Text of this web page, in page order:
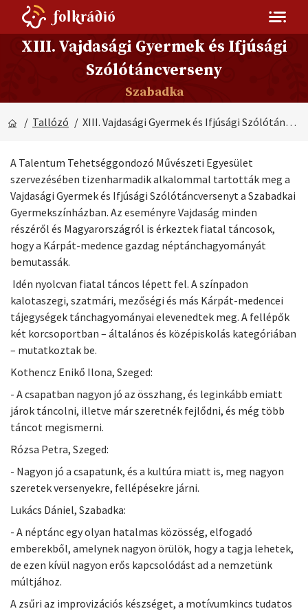
XIII. Vajdasági Gyermek és Ifjúsági
Szólótáncverseny
Szabadka
/ Tallózó / XIII. Vajdasági Gyermek és Ifjúsági Szólótáncverseny
A Talentum Tehetséggondozó Művészeti Egyesület
szervezésében tizenharmadik alkalommal tartották meg a
Vajdasági Gyermek és Ifjúsági Szólótáncversenyt a Szabadkai
Gyermekszínházban. Az eseményre Vajdaság minden
részéről és Magyarországról is érkeztek fiatal táncosok,
hogy a Kárpát-medence gazdag néptánchagyományát
bemutassák.
Idén nyolcvan fiatal táncos lépett fel. A színpadon
kalotaszegi, szatmári, mezőségi és más Kárpát-medencei
tájegységek tánchagyományai elevenedtek meg. A fellépők
két korcsoportban – általános és középiskolás kategóriában
– mutatkoztak be.
Kothencz Enikő Ilona, Szeged:
- A csapatban nagyon jó az összhang, és leginkább emiatt
járok táncolni, illetve már szeretnék fejlődni, és még több
táncot megismerni.
Rózsa Petra, Szeged:
- Nagyon jó a csapatunk, és a kultúra miatt is, meg nagyon
szeretek versenyekre, fellépésekre járni.
Lukács Dániel, Szabadka:
- A néptánc egy olyan hatalmas közösség, elfogadó
emberekből, amelynek nagyon örülök, hogy a tagja lehetek,
de ezen kívül nagyon erős kapcsolódást ad a nemzetünk
múltjához.
A zsűri az improvizációs készséget, a motívumkincs tudatos